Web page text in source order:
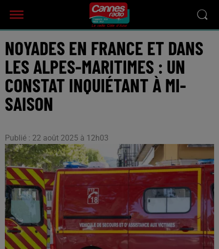
NOYADES EN FRANCE ET DANS
LES ALPES-MARITIMES : UN
CONSTAT INQUIÉTANT À MI-
SAISON
Publié : 22 août 2025 à 12h03